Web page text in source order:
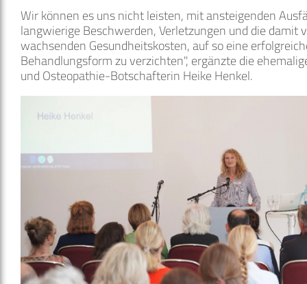
Wir können es uns nicht leisten, mit ansteigenden
langwierige Beschwerden, Verletzungen und die damit
wachsenden Gesundheitskosten, auf so eine
Behandlungsform zu verzichten", ergänzte die
und Osteopathie-Botschafterin Heike Henkel.